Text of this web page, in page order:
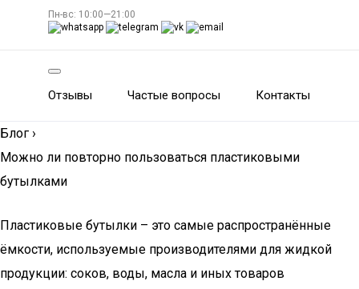
Пн-вс: 10:00—21:00
Отзывы Частые вопросы Контакты
Блог ›
Можно ли повторно пользоваться пластиковыми
бутылками
Пластиковые бутылки – это самые распространённые
ёмкости, используемые производителями для жидкой
продукции: соков, воды, масла и иных товаров